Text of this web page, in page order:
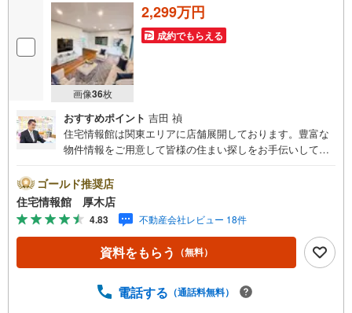
画像36枚
2,299万円
成約でもらえる
おすすめポイント 吉田 禎
住宅情報館は関東エリアに店舗展開しております。豊富な
物件情報をご用意して皆様の住まい探しをお手伝いしてお
さい。【営業時間 10:00～19:00 火曜・水曜（祝日の場
合は営業いたします）】「資料請求」「内覧」のお問い合
わせは上記時間内ですとスムーズにご対応が可能です。ス
タッフ一同お客様のお問合せをお待ちしております。【住
宅ローン相談会】開催中無理のない住宅ローンの試算やご
購入の際にかかる諸費用の概算も行っております。しっか
気軽にご相談ください。お客様第一主義をモット-にお引越
ゴールド推奨店
住宅情報館 厚木店
4.83 不動産会社レビュー 18件
資料をもらう （無料）
電話する （通話料無料）